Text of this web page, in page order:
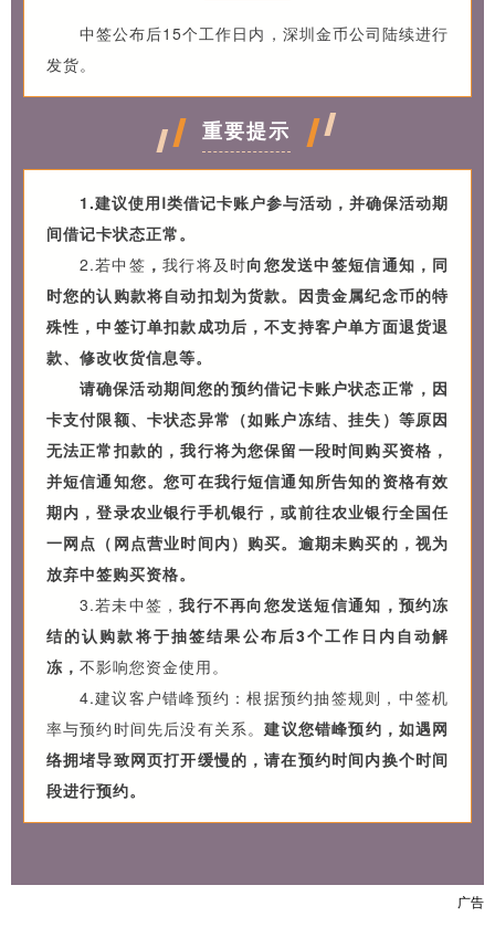
中签公布后15个工作日内，深圳金币公司陆续进行
发货。
重要提示
1.建议使用Ⅰ类借记卡账户参与活动，并确保活动期
间借记卡状态正常。
2.若中签 ，我行将及时向您发送中签短信通知，同
时您的认购款将自动扣划为货款。因贵金属纪念币的特
殊性，中签订单扣款成功后，不支持客户单方面退货退
款、修改收货信息等。
请确保活动期间您的预约借记卡账户状态正常，因
卡支付限额、卡状态异常（如账户冻结、挂失）等原因
无法正常扣款的，我行将为您保留一段时间购买资格，
并短信通知您。您可在我行短信通知所告知的资格有效
期内，登录农业银行手机银行，或前往农业银行全国任
一网点（网点营业时间内）购买。逾期未购买的，视为
放弃中签购买资格。
3.若未中签，我行不再向您发送短信通知，预约冻
结的认购款将于抽签结果公布后3个工作日内自动解
冻， 不影响您资金使用。
4.建议客户错峰预约：根据预约抽签规则，中签机
率与预约时间先后没有关系。建议您错峰预约，如遇网
络拥堵导致网页打开缓慢的，请在预约时间内换个时间
段进行预约。
广告